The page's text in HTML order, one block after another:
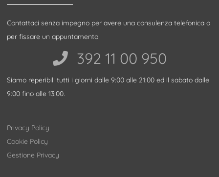
Contattaci senza impegno per avere una consulenza telefonica o
per fissare un appuntamento
392 11 00 950‬
Siamo reperibili tutti i giorni dalle 9:00 alle 21:00 ed il sabato dalle
9:00 fino alle 13:00.
Privacy Policy
Cookie Policy
Gestione Privacy